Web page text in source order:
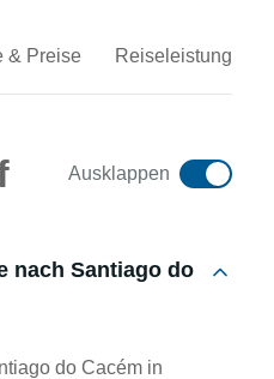
& Preise Reiseleistungen
Ausklappen
nach Santiago do
do Cacém in